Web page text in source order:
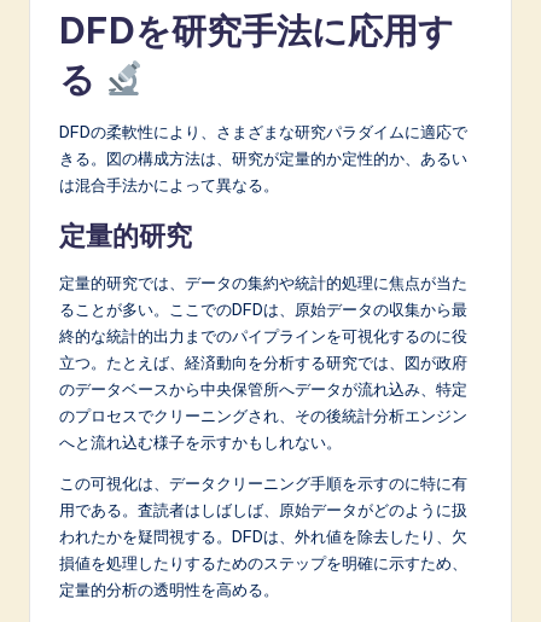
DFDを研究手法に応用す
る
DFDの柔軟性により、さまざまな研究パラダイムに適応で
きる。図の構成方法は、研究が定量的か定性的か、あるい
は混合手法かによって異なる。
定量的研究
定量的研究では、データの集約や統計的処理に焦点が当た
ることが多い。ここでのDFDは、原始データの収集から最
終的な統計的出力までのパイプラインを可視化するのに役
立つ。たとえば、経済動向を分析する研究では、図が政府
のデータベースから中央保管所へデータが流れ込み、特定
のプロセスでクリーニングされ、その後統計分析エンジン
へと流れ込む様子を示すかもしれない。
この可視化は、データクリーニング手順を示すのに特に有
用である。査読者はしばしば、原始データがどのように扱
われたかを疑問視する。DFDは、外れ値を除去したり、欠
損値を処理したりするためのステップを明確に示すため、
定量的分析の透明性を高める。